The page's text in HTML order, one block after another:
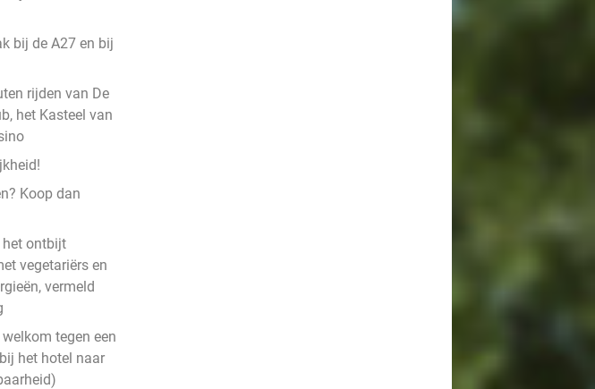
bij de A27 en bij
rijden van De
het Kasteel van
Koop dan
het ontbijt
vegetariërs en
vermeld
tegen een
het hotel naar